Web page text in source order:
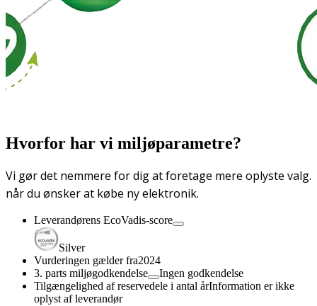
Hvorfor har vi miljøparametre?
Vi gør det nemmere for dig at foretage mere oplyste valg.
når du ønsker at købe ny elektronik.
Leverandørens EcoVadis-score
Silver
Vurderingen gælder fra2024
3. parts miljøgodkendelse
Ingen godkendelse
Tilgængelighed af reservedele i antal årInformation er ikke
oplyst af leverandør